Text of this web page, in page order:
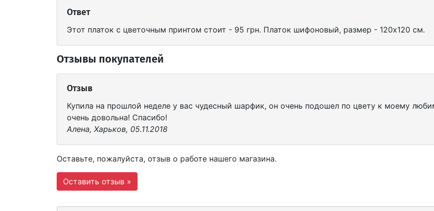
Ответ
Этот платок с цветочным принтом стоит - 95 грн. Платок шифоновый, размер - 120х120 см.
Отзывы покупателей
Отзыв
Купила на прошлой неделе у вас чудесный шарфик, он очень подошел по цвету к моему
очень довольна! Спасибо!
Алена, Харьков, 05.11.2018
Оставьте, пожалуйста, отзыв о работе нашего магазина.
Оставить отзыв »